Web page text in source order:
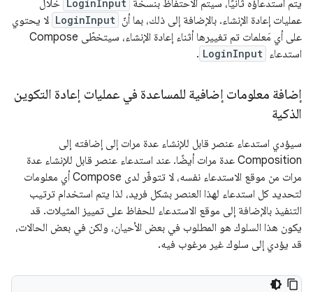
يتم استدعاؤه ثانيًا، سيتم الاحتفاظ بنسخة LoginInput خلال
عمليات إعادة الإنشاء. بالإضافة إلى ذلك، بما أنّ LoginInput لا يحتوي
على أي مَعلمات تم تغييرها أثناء إعادة الإنشاء، سيتخطّى Compose
استدعاء LoginInput
.
إضافة معلومات إضافية للمساعدة في عمليات إعادة التكوين
الذكية
سيؤدي استدعاء عنصر قابل للإنشاء عدة مرات إلى إضافته إلى
Composition عدة مرات أيضًا. عند استدعاء عنصر قابل للإنشاء عدة
مرات من موقع الاستدعاء نفسه، لا تتوفّر لدى Compose أي معلومات
لتحديد كل استدعاء لهذا العنصر بشكل فريد، لذا يتم استخدام ترتيب
التنفيذ بالإضافة إلى موقع الاستدعاء للحفاظ على تمييز المثيلات. قد
يكون هذا السلوك هو المطلوب في بعض الأحيان، ولكن في بعض الحالات،
قد يؤدي إلى سلوك غير مرغوب فيه.